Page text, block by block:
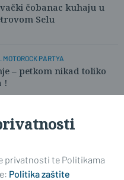
čobanac kuhaju u
Selu
MOTOROCK PARTYA
– petkom nikad toliko
!
KAO APEL
motorock party na
privatnosti te Politikama
Politika zaštite